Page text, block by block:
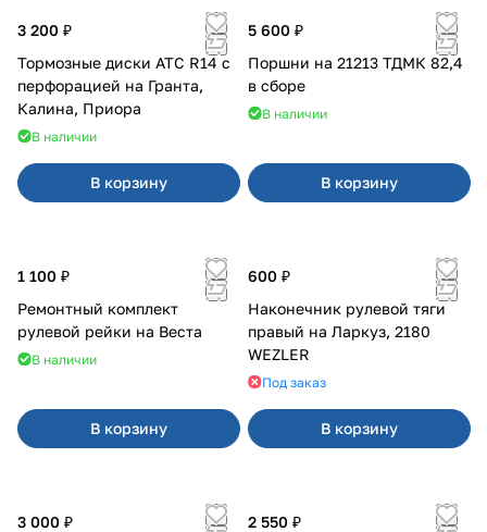
3 200 ₽
Тормозные диски АТС R14 с
перфорацией на Гранта,
Калина, Приора
В наличии
В корзину
5 600 ₽
Поршни на 21213 ТДМК 82,4
в сборе
В наличии
В корзину
1 100 ₽
Ремонтный комплект
рулевой рейки на Веста
В наличии
В корзину
600 ₽
Наконечник рулевой тяги
правый на Ларкуз, 2180
WEZLER
Под заказ
В корзину
3 000 ₽
2 550 ₽